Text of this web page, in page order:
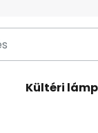
Kültéri